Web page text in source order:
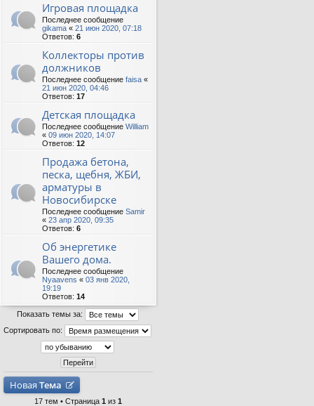
Игровая площадка
Последнее сообщение
gikama « 21 июн 2020, 07:18
Ответов: 6
Коллекторы против
должников
Последнее сообщение faisa «
21 июн 2020, 04:46
Ответов: 17
Детская площадка
Последнее сообщение William
« 09 июн 2020, 14:07
Ответов: 12
Продажа бетона,
песка, щебня, ЖБИ,
арматуры в
Новосибирске
Последнее сообщение Samir
« 23 апр 2020, 09:35
Ответов: 6
Об энергетике
Вашего дома.
Последнее сообщение
Nyaavens « 03 янв 2020,
19:19
Ответов: 14
Показать темы за:
Сортировать по:
Новая Тема
17 тем • Страница 1 из 1